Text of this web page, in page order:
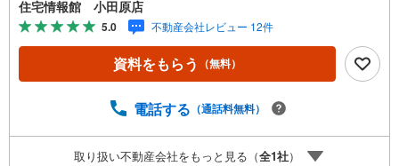
ます。しっかりとした資金計画のアドバイスをさせて頂き
ますので、お気軽にご相談ください。
住宅情報館 小田原店
5.0 不動産会社レビュー 12件
資料をもらう （無料）
電話する （通話料無料）
取り扱い不動産会社をもっと見る（全1社）